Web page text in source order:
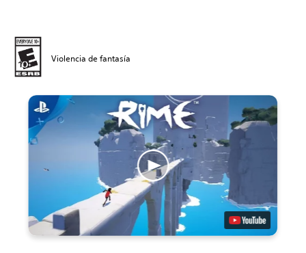
Violencia de fantasía